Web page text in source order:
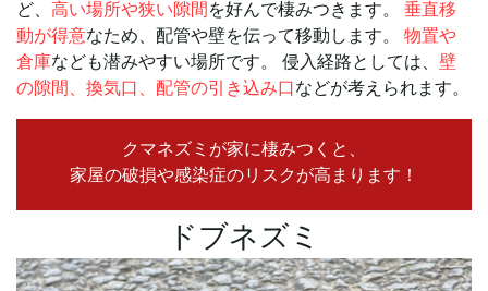
ど、 高い場所や狭い隙間 を好んで棲みつきます。 垂直移
動が得意なため、配管や壁を伝って移動します。 物置や
倉庫なども潜みやすい場所です。 侵入経路としては、 壁
の隙間、換気口、配管の引き込み口などが考えられます。
クマネズミが家に棲みつくと、
家屋の破損や感染症のリスクが高まります！
ドブネズミ